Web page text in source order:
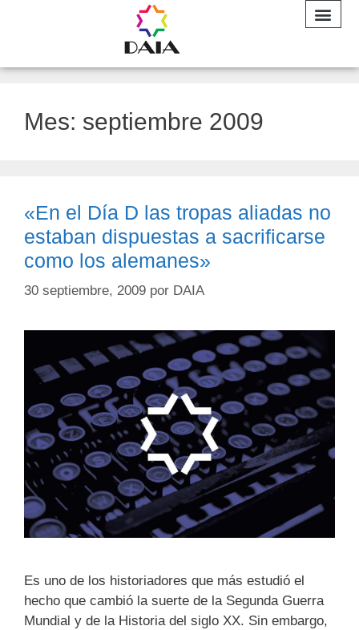
Mes: septiembre 2009
«En el Día D las tropas aliadas no
estaban dispuestas a sacrificarse
como los alemanes»
30 septiembre, 2009 por DAIA
Es uno de los historiadores que más estudió el
hecho que cambió la suerte de la Segunda Guerra
Mundial y de la Historia del siglo XX. Sin embargo,